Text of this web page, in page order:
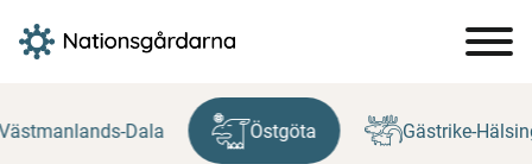
till
Dala Östgöta Gästrike-